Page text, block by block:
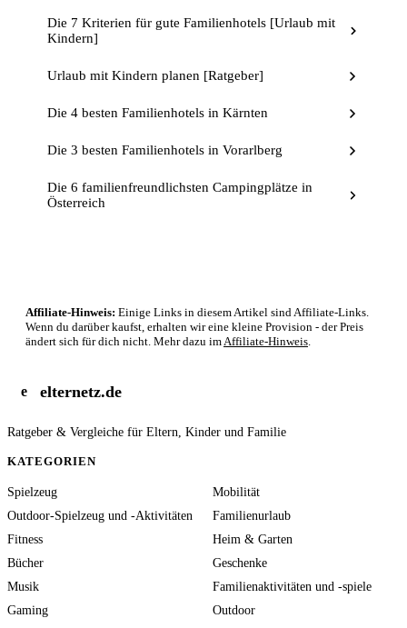
Die 7 Kriterien für gute Familienhotels [Urlaub mit
Kindern]
Urlaub mit Kindern planen [Ratgeber]
Die 4 besten Familienhotels in Kärnten
Die 3 besten Familienhotels in Vorarlberg
Die 6 familienfreundlichsten Campingplätze in
Österreich
Affiliate-Hinweis: Einige Links in diesem Artikel sind Affiliate-Links.
Wenn du darüber kaufst, erhalten wir eine kleine Provision - der Preis
ändert sich für dich nicht. Mehr dazu imAffiliate-Hinweis.
e elternetz.de
Ratgeber & Vergleiche für Eltern, Kinder und Familie
KATEGORIEN
Spielzeug
Mobilität
Outdoor-Spielzeug und -Aktivitäten
Familienurlaub
Fitness
Heim & Garten
Bücher
Geschenke
Musik
Familienaktivitäten und -spiele
Gaming
Outdoor